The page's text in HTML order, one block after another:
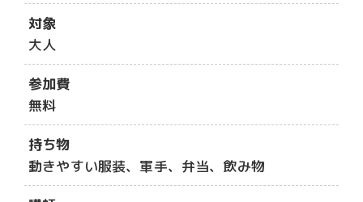
対象
大人
参加費
無料
持ち物
動きやすい服装、軍手、弁当、飲み物